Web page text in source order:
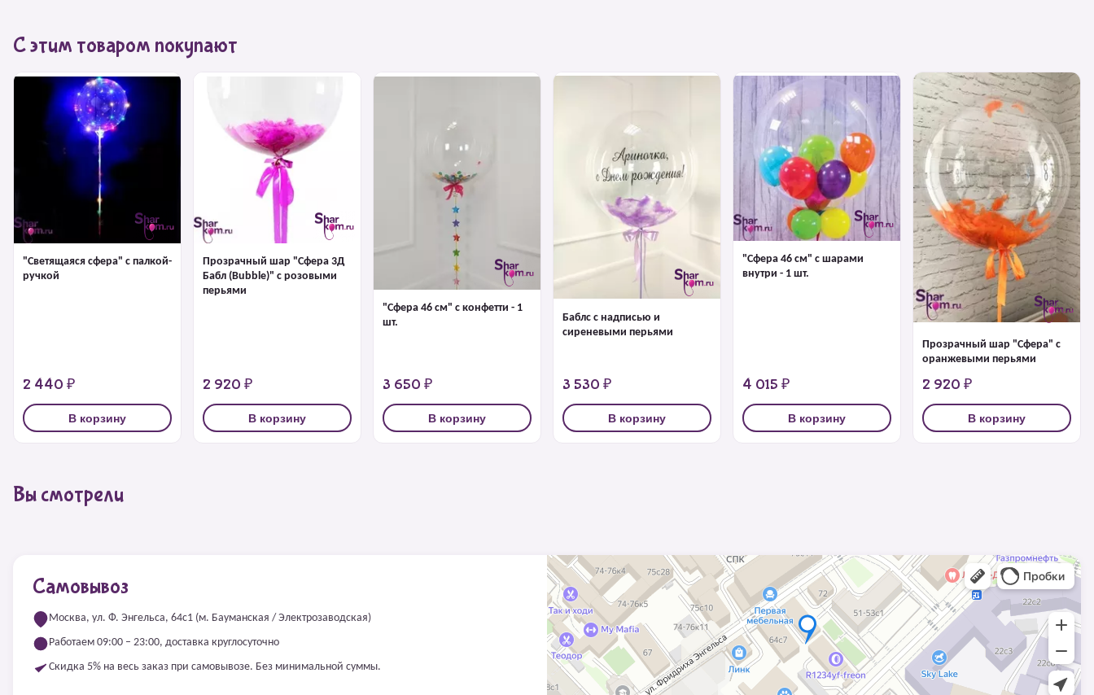
С этим товаром покупают
"Светящаяся сфера" с палкой-
ручкой
2 440 ₽
В корзину
Прозрачный шар "Сфера 3Д
Бабл (Bubble)" с розовыми
перьями
2 920 ₽
В корзину
"Сфера 46 см" с конфетти - 1
шт.
3 650 ₽
В корзину
Баблс с надписью и
сиреневыми перьями
3 530 ₽
В корзину
"Сфера 46 см" с шарами
внутри - 1 шт.
4 015 ₽
В корзину
Прозрачный шар "Сфера" с
оранжевыми перьями
2 920 ₽
В корзину
Вы смотрели
Самовывоз
Москва, ул. Ф. Энгельса, 64с1 (м. Бауманская / Электрозаводская)
Работаем 09:00 – 23:00, доставка круглосуточно
Скидка 5% на весь заказ при самовывозе. Без минимальной суммы.